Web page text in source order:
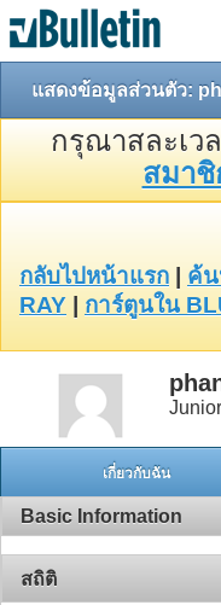
แสดงข้อมูลส่วนตัว:
กรุณาสละเว
สมาชิ
กลับไปหน้าแรก ค้
RAY
การ์ตูนใน
เกี่ยวกับฉัน
Basic Information
สถิติ